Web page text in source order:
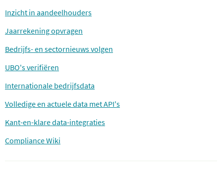
Inzicht in aandeelhouders
Jaarrekening opvragen
Bedrijfs- en sectornieuws volgen
UBO's verifiëren
Internationale bedrijfsdata
Volledige en actuele data met API's
Kant-en-klare data-integraties
Compliance Wiki